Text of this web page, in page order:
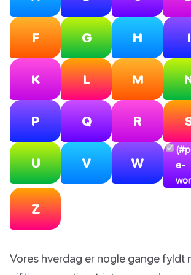
F G H I
K L M
P Q R
U V W
e-
Z
Vores hverdag er nogle gange fyldt